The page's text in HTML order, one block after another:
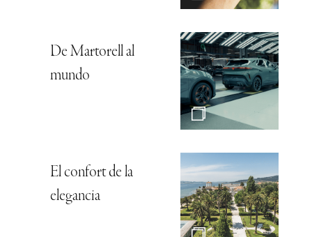
De Martorell al
mundo
El confort de la
elegancia